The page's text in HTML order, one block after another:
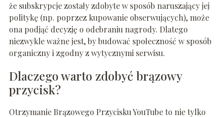
że subskrypcje zostały zdobyte w sposób naruszający jej
politykę (np. poprzez kupowanie obserwujących), może
ona podjąć decyzję o odebraniu nagrody. Dlatego
niezwykle ważne jest, by budować społeczność w sposób
organiczny i zgodny z wytycznymi serwisu.
Dlaczego warto zdobyć brązowy
przycisk?
Otrzymanie Brązowego Przycisku YouTube to nie tylko